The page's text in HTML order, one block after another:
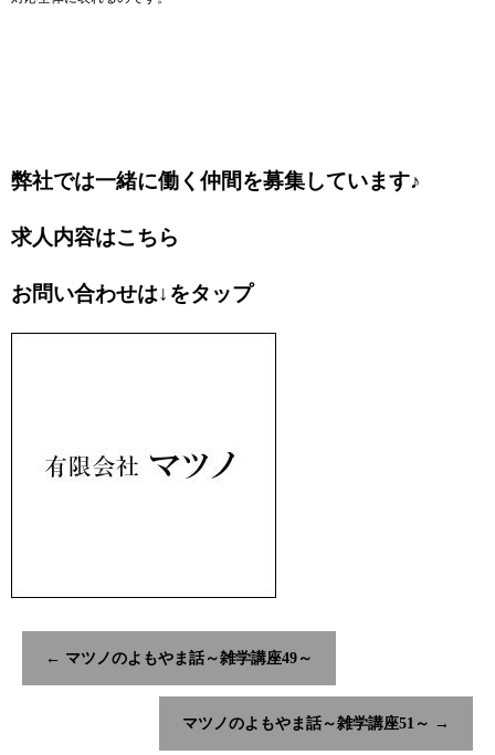
弊社では一緒に働く仲間を募集しています♪
求人内容はこちら
お問い合わせは↓をタップ
← マツノのよもやま話～雑学講座49～
マツノのよもやま話～雑学講座51～ →